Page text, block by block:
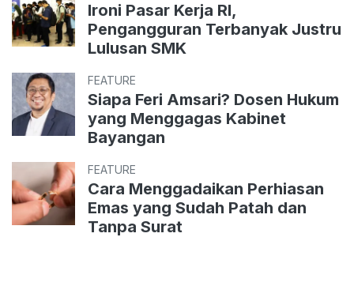
Ironi Pasar Kerja RI,
Pengangguran Terbanyak Justru
Lulusan SMK
FEATURE
Siapa Feri Amsari? Dosen Hukum
yang Menggagas Kabinet
Bayangan
FEATURE
Cara Menggadaikan Perhiasan
Emas yang Sudah Patah dan
Tanpa Surat